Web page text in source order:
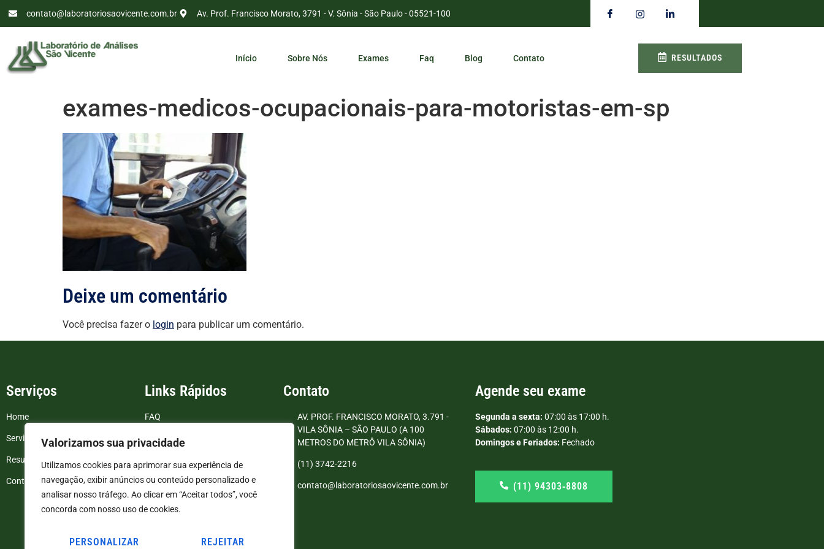
Valorizamos sua privacidade
Utilizamos cookies para aprimorar sua experiência de
navegação, exibir anúncios ou conteúdo personalizado e
analisar nosso tráfego. Ao clicar em “Aceitar todos”, você
concorda com nosso uso de cookies.
PERSONALIZAR REJEITAR
contato@laboratoriosaovicente.com.br Av. Prof. Francisco Morato, 3791 - V. Sônia - São Paulo - 05521-100
Início Sobre Nós Exames Faq Blog Contato RESULTADOS
exames-medicos-ocupacionais-para-motoristas-em-sp
Deixe um comentário
Você precisa fazer o login para publicar um comentário.
Serviços
Home
Serviços
Resultados de exames
Contato
Links Rápidos
FAQ
Blog
Politica de Privacidade
Termos e Condições
Contato
AV. PROF. FRANCISCO MORATO, 3.791 -
VILA SÔNIA – SÃO PAULO (A 100
METROS DO METRÔ VILA SÔNIA)
(11) 3742-2216
contato@laboratoriosaovicente.com.br
Agende seu exame
Segunda a sexta: 07:00 às 17:00 h.
Sábados: 07:00 às 12:00 h.
Domingos e Feriados: Fechado
(11) 94303‑8808